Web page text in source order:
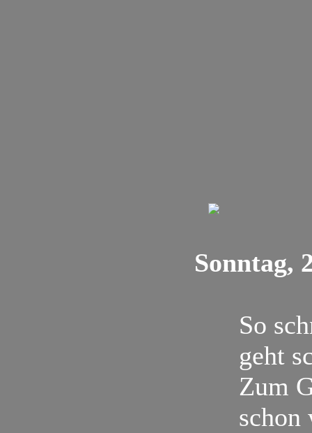
Sonntag,
So
geht
Zum
schon